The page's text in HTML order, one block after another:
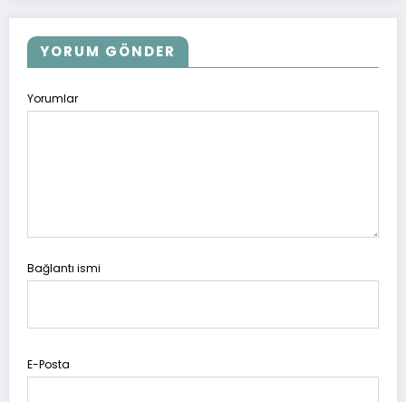
YORUM GÖNDER
Yorumlar
Bağlantı ismi
E-Posta